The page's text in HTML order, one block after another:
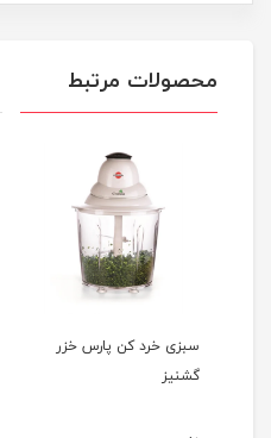
محصولات مرتبط
خردکن 123 و مخلوط کن